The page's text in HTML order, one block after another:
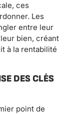
ces
Les
entre leur
bien, créant
à la rentabilité
DES CLÉS
point de